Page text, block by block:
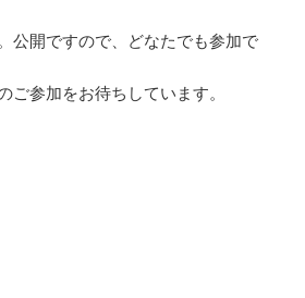
公開ですので、どなたでも参加で
ご参加をお待ちしています。